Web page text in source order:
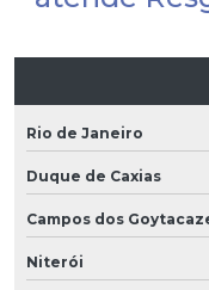
Rio de Janeiro
Duque de Caxias
Campos dos
Niterói